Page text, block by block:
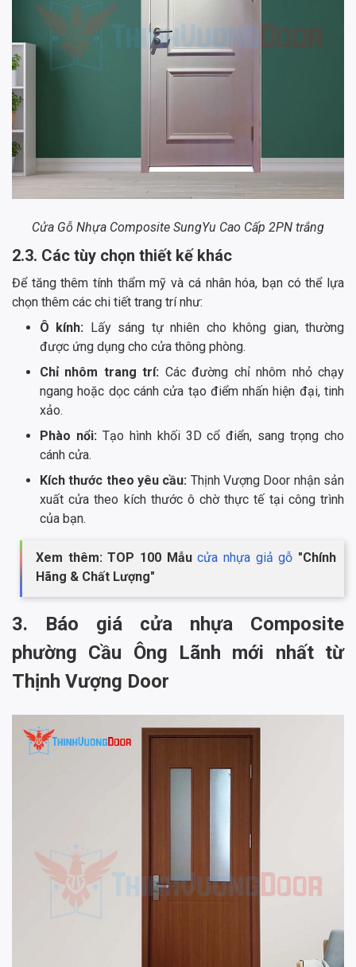
Cửa Gỗ Nhựa Composite SungYu Cao Cấp 2PN trắng
2.3. Các tùy chọn thiết kế khác
Để tăng thêm tính thẩm mỹ và cá nhân hóa, bạn có thể lựa
chọn thêm các chi tiết trang trí như:
Ô kính: Lấy sáng tự nhiên cho không gian, thường
được ứng dụng cho cửa thông phòng.
Chỉ nhôm trang trí: Các đường chỉ nhôm nhỏ chạy
ngang hoặc dọc cánh cửa tạo điểm nhấn hiện đại, tinh
xảo.
Phào nổi: Tạo hình khối 3D cổ điển, sang trọng cho
cánh cửa.
Kích thước theo yêu cầu: Thịnh Vượng Door nhận sản
xuất cửa theo kích thước ô chờ thực tế tại công trình
của bạn.
Xem thêm: TOP 100 Mẫucửa nhựa giả gỗ "Chính
Hãng & Chất Lượng"
3. Báo giá cửa nhựa Composite
phường Cầu Ông Lãnh mới nhất từ
Thịnh Vượng Door